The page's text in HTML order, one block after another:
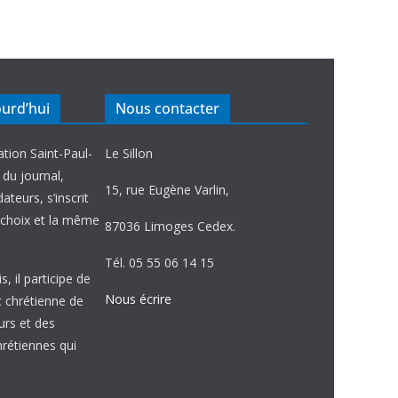
Saint-Paul-
journal,
s’inscrit
et la même
il participe de
chrétienne de
et des
qui
Nous contacter
Le Sillon
15, rue Eugène Varlin,
87036 Limoges Cedex.
Tél. 05 55 06 14 15
Nous écrire